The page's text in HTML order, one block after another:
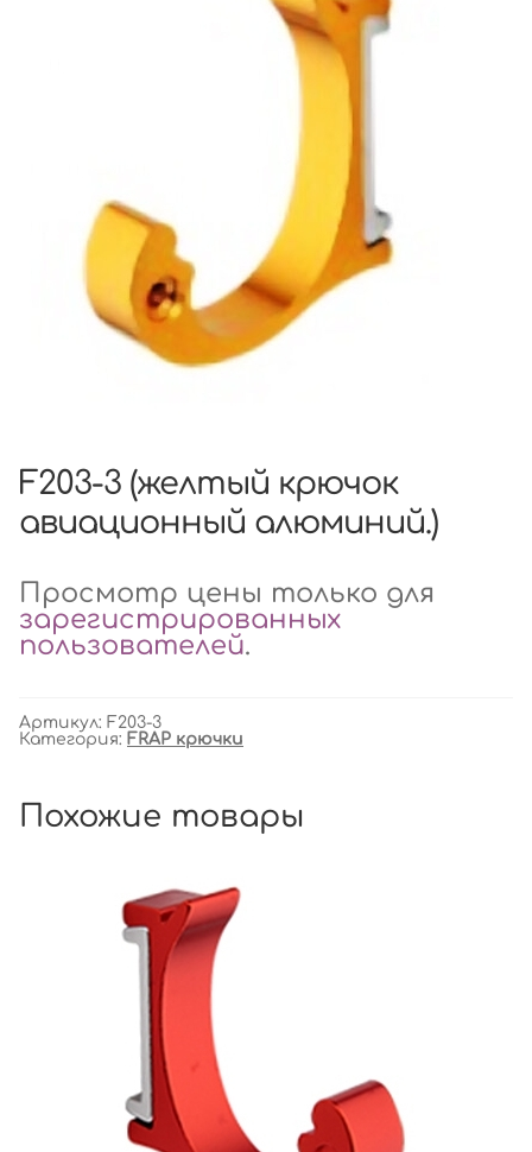
F203-3 (желтый крючок
авиационный алюминий.)
Просмотр цены только для
зарегистрированных
пользователей.
Артикул: F203-3
Категория: FRAP крючки
Похожие товары